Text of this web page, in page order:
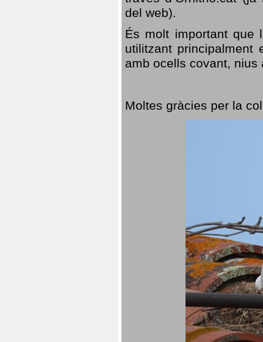
del web).
És molt important que
utilitzant
amb ocells covant,
Moltes gràcies per la